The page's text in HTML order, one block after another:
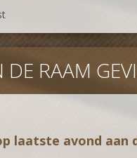
DE RAAM
laatste avond aan